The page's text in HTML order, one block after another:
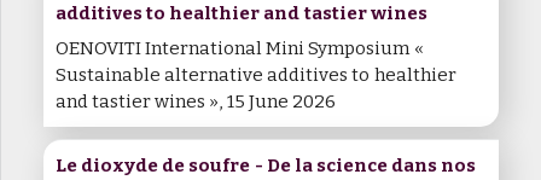
additives to healthier and tastier wines
OENOVITI International Mini Symposium «
Sustainable alternative additives to healthier
and tastier wines », 15 June 2026
Le dioxyde de soufre - De la science dans nos